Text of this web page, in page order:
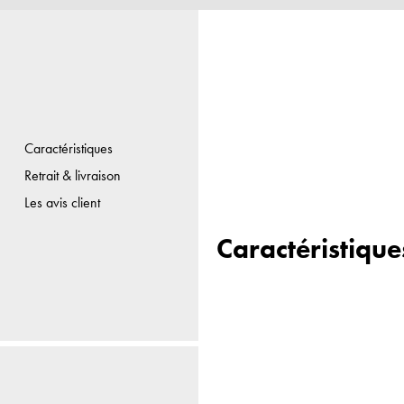
Caractéristiques
Retrait & livraison
Les avis client